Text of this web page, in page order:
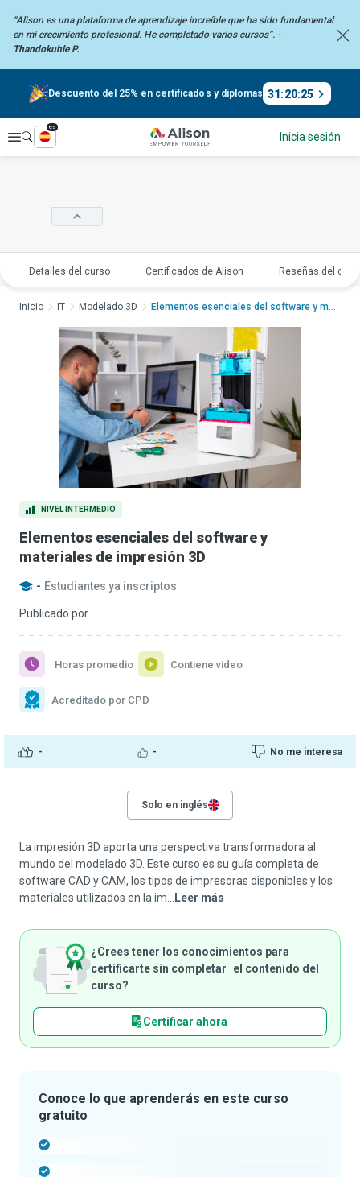
“Alison es una plataforma de aprendizaje increíble que ha sido fundamental
en micrecimiento profesional. He completado varios cursos”. -
Thandokuhle P.
Descuento del 25% en certificados y diplomas 31:20:24
Explorar
es
Inicia sesión
Detalles del curso Certificados de Alison Reseñas del
NIVEL INTERMEDIO
Elementos esenciales del software y
materiales de impresión 3D
- Estudiantes ya inscriptos
Publicado por
- - No me interesa
Horas promedio Contiene video
Acreditado por CPD
Inicio IT Modelado 3D Elementos esenciales del software y materiales de...
Solo en inglés
La impresión 3D aporta una perspectiva transformadora al
mundo del modelado 3D. Este curso es su guía completa de
software CAD y CAM, los tipos de impresoras disponibles y los
materiales utilizados en la im...
Leer más
¿Crees tener los conocimientos para
certificarte sin completar el contenido del
curso?
Certificar ahora
Conoce lo que aprenderás en este curso
gratuito